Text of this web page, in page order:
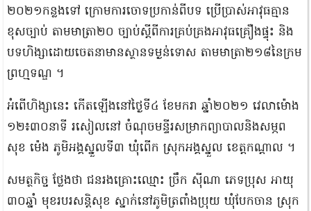
២០២១​កន្លងទៅ ក្រោម​ការចោទប្រកាន់​ពីបទ ប្រើប្រាស់​អាវុធ​គ្មាន​
ខុសច្បាប់ តាម​មាត្រា​២០ ច្បាប់​ស្តីពី​ការគ្រប់គ្រង​អាវុធ​គ្រឿងផ្ទុះ និង​
បទ​ហិង្សា​ដោយ​ចេតនា​មាន​ស្ថាន​ទម្ងន់ទោស តាម​មាត្រា​២១៨​នៃ​ក្រម
ព្រហ្មទណ្ឌ ។​
​អំពើហិង្សា​នេះ កើតឡើង​នៅ​ថ្ងៃទី​៤ ខែមករា ឆ្នាំ​២០២១ វេលា​ម៉ោង​
១២៖៣០​នាទី រសៀល​នៅ ចំណុច​មន្ទីរ​សម្រាក​ព្យាបាល​និង​សម្ភព
សុខ ម៉េង ភូមិ​អង្គស្នួល​ទី​៣ ឃុំ​ពើក ស្រុក​អង្គស្នួល ខេត្តកណ្តាល ។​
​សមត្ថកិច្ច ថ្លែងថា ជនរងគ្រោះ​ឈ្មោះ ច្រឹ​ក ស៊ីណា ភេទ​ប្រុស អាយុ​
៣០​ឆ្នាំ មុខរបរ​សន្តិសុខ ស្នាក់នៅ​ភូមិ​ត្រពាំង​ប្រុយ ឃុំ​បែក​ចាន ស្រុក​